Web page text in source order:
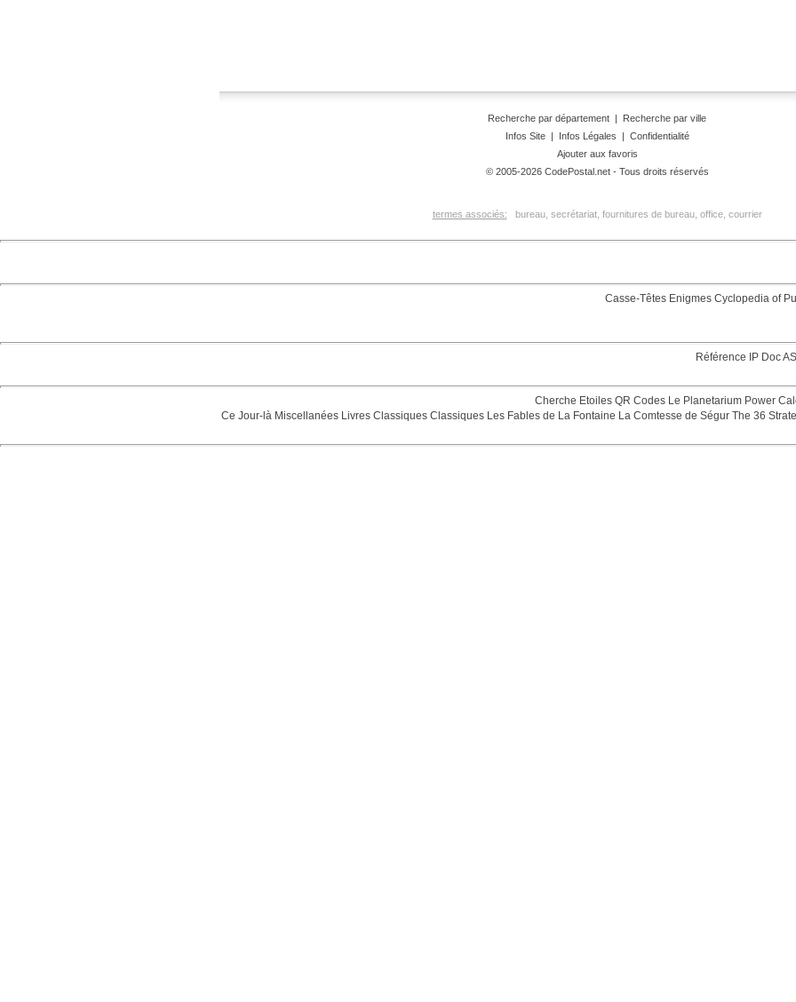
Recherche par département | Recherche par ville
Infos Site| Infos Légales | Confidentialité
Ajouter aux favoris
© 2005-2026 CodePostal.net - Tous droits réservés
termes associés: bureau, secrétariat, fournitures de bureau, office, courrier
Casse-Têtes Enigmes Cyclopedia of
Référence IP Doc
Cherche Etoiles QR Codes Le Planetarium Power
Ce Jour-là Miscellanées Livres Classiques Classiques Les Fables de La Fontaine La Comtesse de Ségur The 36